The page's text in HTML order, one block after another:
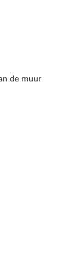
de muur